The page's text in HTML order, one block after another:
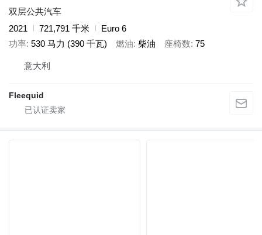
双层公共汽车
2021
721,791 千米
Euro 6
功率 530 马力 (390 千瓦) 燃油 柴油 座椅数 75
意大利
Fleequid